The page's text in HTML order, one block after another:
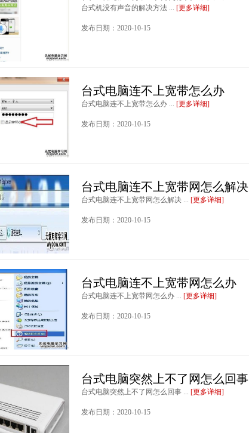
台式机没有声音的解决方法 ... [更多详细]
发布日期：2020-10-15
台式电脑连不上宽带怎么办
台式电脑连不上宽带怎么办 ... [更多详细]
发布日期：2020-10-15
台式电脑连不上宽带网怎么解决
台式电脑连不上宽带网怎么解决 ... [更多详细]
发布日期：2020-10-15
台式电脑连不上宽带网怎么办
台式电脑连不上宽带网怎么办 ... [更多详细]
发布日期：2020-10-15
台式电脑突然上不了网怎么回事
台式电脑突然上不了网怎么回事 ... [更多详细]
发布日期：2020-10-15